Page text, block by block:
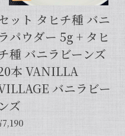
ット タヒチ種 バニ
ラパウダー 5g + タヒ
種 バニラビーンズ
本 VANILLA
バニラビー
ンズ